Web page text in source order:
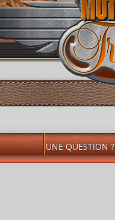
UNE QUESTION ?